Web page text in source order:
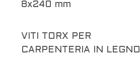
8x240 mm
VITI TORX PER
CARPENTERIA IN LEGNO